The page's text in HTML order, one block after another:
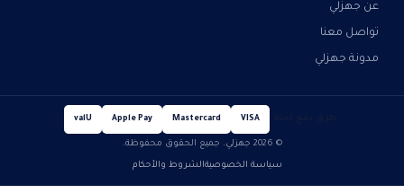
عن جهزلي
تواصل معنا
مدونة جهزلي
VISA
Mastercard
Apple Pay
valU
© 2026 جهزلي. جميع الحقوق محفوظة.
سياسة الخصوصيةالشروط والأحكام